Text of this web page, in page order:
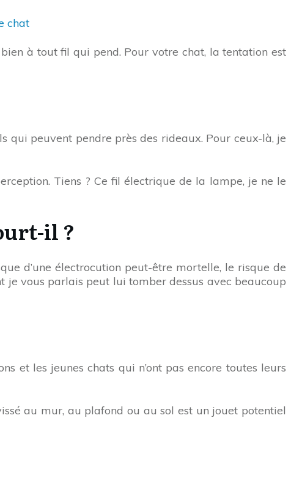
chat
à tout fil qui pend. Pour votre chat, la tentation est
qui peuvent pendre près des rideaux. Pour ceux-là, je
Tiens ? Ce fil électrique de la lampe, je ne le
il ?
d’une électrocution peut-être mortelle, le risque de
vous parlais peut lui tomber dessus avec beaucoup
et les jeunes chats qui n’ont pas encore toutes leurs
au mur, au plafond ou au sol est un jouet potentiel